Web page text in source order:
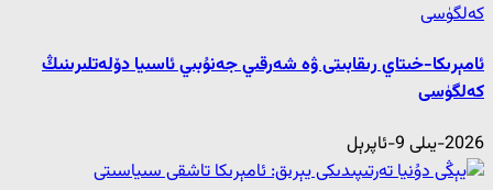
ئامېرىكا-خىتاي رىقابىتى ۋە شەرقىي جەنۇبىي ئاسىيا دۆلەتلىرىنىڭ
كەلگۈسى
2026-يىلى 9-ئاپرېل